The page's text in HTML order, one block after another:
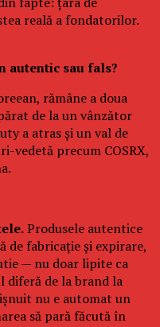
reală a fondatorilor.
autentic sau fals?
rămâne a doua
de la un vânzător
a atras și un val de
vedetă precum COSRX,
Produsele autentice
de fabricație și expirare,
— nu doar lipite ca
diferă de la brand la
nu e automat un
să pară făcută în